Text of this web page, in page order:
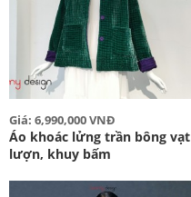
Giá: 6,990,000 VNĐ
Áo khoác lửng trần bông vạt
lượn, khuy bấm